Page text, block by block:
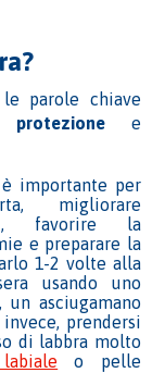
parole chiave
protezione e
importante per
migliorare
favorire la
e preparare la
1-2 volte alla
usando uno
asciugamano
prendersi
di labbra molto
o pelle